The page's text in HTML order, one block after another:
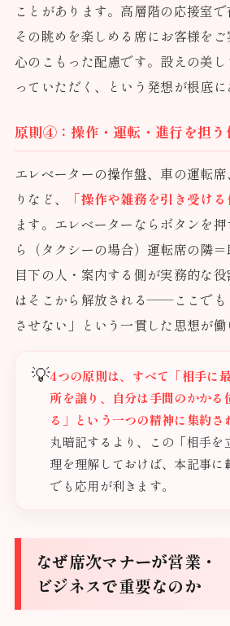
ことがあります。高層階の応接室で
その眺めを楽しめる席にお客様を
心のこもった配慮です。設えの美
っていただく、という発想が根底に
原則④：操作・運転・進行を担う
エレベーターの操作盤、車の運転
りなど、
「操作や雑務を引き受け
ます。エレベーターならボタンを
ら（タクシーの場合）運転席の隣＝
目下の人・案内する側が実務的な
はそこから解放される——ここでも
させない」という一貫した思想が働
💡4つの原則は、すべて「相手に
所を譲り、自分は手間のかかる
る」という一つの精神に集約さ
丸暗記するより、この「相手を
理を理解しておけば、本記事に
でも応用が利きます。
なぜ席次マナーが営業・
ビジネスで重要なのか